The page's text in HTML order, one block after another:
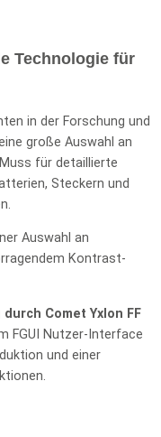
Technologie für
in der Forschung und
große Auswahl an
für detaillierte
Steckern und
Auswahl an
Kontrast-
Comet Yxlon FF
FGUI Nutzer-Interface
und einer